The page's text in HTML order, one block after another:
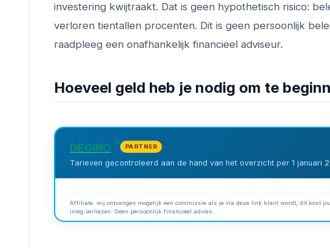
investering kwijtraakt. Dat is geen hypothetisch risico:
verloren tientallen procenten. Dit is geen persoonlijk
raadpleeg een onafhankelijk financieel adviseur.
Hoeveel geld heb je nodig om te
DEGIRO PARTNER
Tarieven gecontroleerd aan de hand van het overzicht per 1 januari
Affiliate: wij ontvangen mogelijk een commissie als je via deze link klant wordt; dit kost
inleg verliezen. Geen persoonlijk financieel advies.